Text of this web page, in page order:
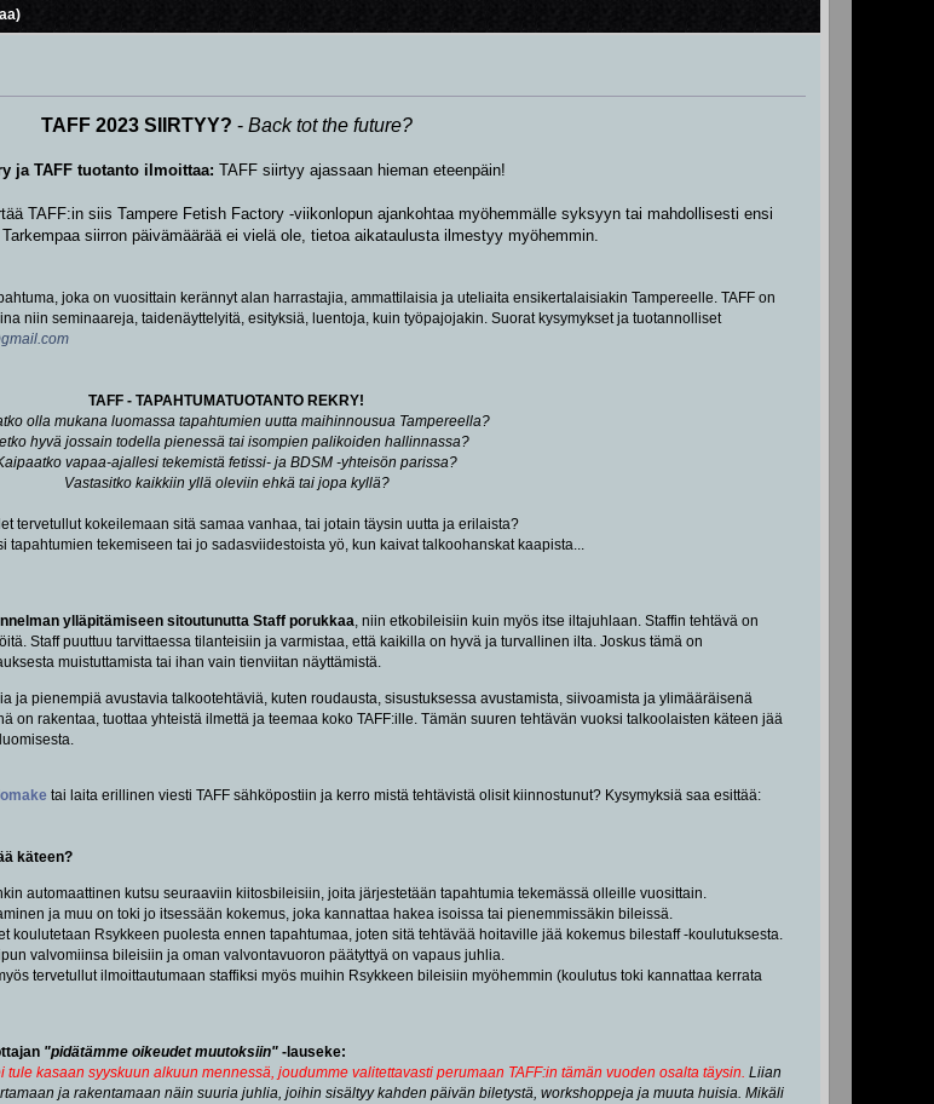
TAFF 2023 SIIRTYY? - Back tot the future?
ja TAFF tuotanto ilmoittaa: TAFF siirtyy ajassaan hieman eteenpäin!
TAFF:in siis Tampere Fetish Factory -viikonlopun ajankohtaa myöhemmälle syksyyn tai mahdollisesti ensi
siirron päivämäärää ei vielä ole, tietoa aikataulusta ilmestyy myöhemmin.
joka on vuosittain kerännyt alan harrastajia, ammattilaisia ja uteliaita ensikertalaisiakin Tampereelle. TAFF on
niin seminaareja, taidenäyttelyitä, esityksiä, luentoja, kuin työpajojakin. Suorat kysymykset ja tuotannolliset
TAFF - TAPAHTUMATUOTANTO REKRY!
olla mukana luomassa tapahtumien uutta maihinnousua Tampereella?
hyvä jossain todella pienessä tai isompien palikoiden hallinnassa?
vapaa-ajallesi tekemistä fetissi- ja BDSM -yhteisön parissa?
Vastasitko kaikkiin yllä oleviin ehkä tai jopa kyllä?
tervetullut kokeilemaan sitä samaa vanhaa, tai jotain täysin uutta ja erilaista?
tekemiseen tai jo sadasviidestoista yö, kun kaivat talkoohanskat kaapista...
ylläpitämiseen sitoutunutta Staff porukkaa, niin etkobileisiin kuin myös itse iltajuhlaan. Staffin tehtävä on
Staff puuttuu tarvittaessa tilanteisiin ja varmistaa, että kaikilla on hyvä ja turvallinen ilta. Joskus tämä on
muistuttamista tai ihan vain tienviitan näyttämistä.
ja pienempiä avustavia talkootehtäviä, kuten roudausta, sisustuksessa avustamista, siivoamista ja ylimääräisenä
on rakentaa, tuottaa yhteistä ilmettä ja teemaa koko TAFF:ille. Tämän suuren tehtävän vuoksi talkoolaisten käteen jää
tai laita erillinen viesti TAFF sähköpostiin ja kerro mistä tehtävistä olisit kiinnostunut? Kysymyksiä saa esittää:
käteen?
automaattinen kutsu seuraaviin kiitosbileisiin, joita järjestetään tapahtumia tekemässä olleille vuosittain.
ja muu on toki jo itsessään kokemus, joka kannattaa hakea isoissa tai pienemmissäkin bileissä.
koulutetaan Rsykkeen puolesta ennen tapahtumaa, joten sitä tehtävää hoitaville jää kokemus bilestaff -koulutuksesta.
valvomiinsa bileisiin ja oman valvontavuoron päätyttyä on vapaus juhlia.
tervetullut ilmoittautumaan staffiksi myös muihin Rsykkeen bileisiin myöhemmin (koulutus toki kannattaa kerrata
"pidätämme oikeudet muutoksiin"-lauseke:
kasaan syyskuun alkuun mennessä, joudumme valitettavasti perumaan TAFF:in tämän vuoden osalta täysin. Liian
ja rakentamaan näin suuria juhlia, joihin sisältyy kahden päivän biletystä, workshoppeja ja muuta huisia. Mikäli